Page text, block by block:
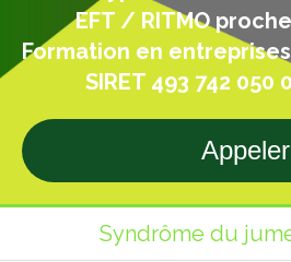
EFT / RITMO proche
Formation en
SIRET 493 742 050
Appeler
Syndrôme du